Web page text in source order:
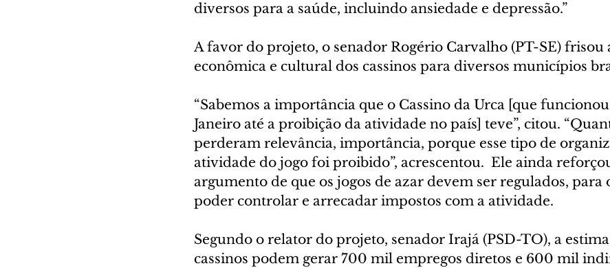
diversos para a saúde, incluindo ansiedade e depressão.”
A favor do projeto, o senador Rogério Carvalho (PT-SE)
econômica e cultural dos cassinos para diversos municípios
“Sabemos a importância que o Cassino da Urca [que
Janeiro até a proibição da atividade no país] teve”, citou.
perderam relevância, importância, porque esse tipo de
atividade do jogo foi proibido”, acrescentou.  Ele ainda
argumento de que os jogos de azar devem ser regulados, para
poder controlar e arrecadar impostos com a atividade.
Segundo o relator do projeto, senador Irajá (PSD-TO), a
cassinos podem gerar 700 mil empregos diretos e 600 mil